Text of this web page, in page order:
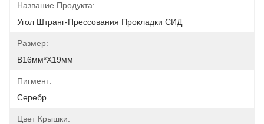
Название Продукта:
Угол Штранг-Прессования Прокладки СИД
Размер:
В16мм*Х19мм
Пигмент:
Серебр
Цвет Крышки: